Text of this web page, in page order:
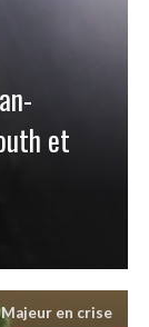
et
Majeur en crise